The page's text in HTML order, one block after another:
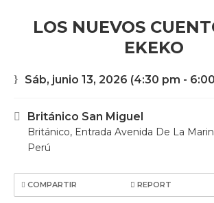
LOS NUEVOS
EKEKO
Sáb, junio 13, 2026 (4:30 pm -
Británico San Miguel
Británico, Entrada Avenida De La
Perú
COMPARTIR REPORT